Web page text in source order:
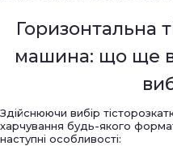
Горизонтальна
машина: що ще
Здійснюючи вибір
харчування будь-якого
наступні особливості: